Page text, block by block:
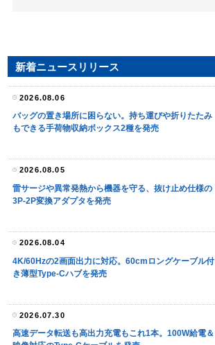
新着ニュースリリース
2026.08.06
バッグの置き場所に困らない。持ち運びや折りたたみ
もできる手荷物収納ボックス2種を発売
2026.08.05
雷サージや異常発熱から機器を守る、抜け止め仕様の
3P-2P変換アダプタを発売
2026.08.04
4K/60Hzの2画面出力に対応。60cmロングケーブル付
き薄型Type-Cハブを発売
2026.07.30
高速データ転送も高出力充電もこれ1本。100W給電＆